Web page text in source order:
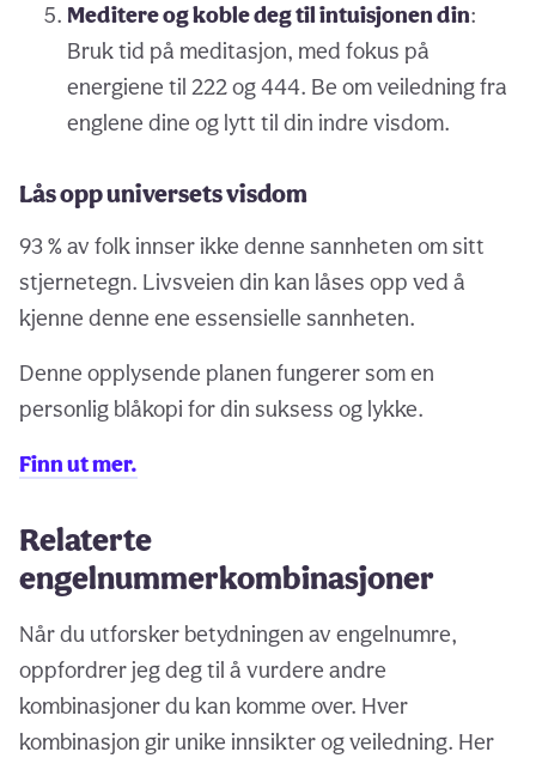
Meditere og koble deg til intuisjonen din:
Bruk tid på meditasjon, med fokus på
energiene til 222 og 444. Be om veiledning fra
englene dine og lytt til din indre visdom.
Lås opp universets visdom
93 % av folk innser ikke denne sannheten om sitt
stjernetegn. Livsveien din kan låses opp ved å
kjenne denne ene essensielle sannheten.
Denne opplysende planen fungerer som en
personlig blåkopi for din suksess og lykke.
Finn ut mer.
Relaterte
engelnummerkombinasjoner
Når du utforsker betydningen av engelnumre,
oppfordrer jeg deg til å vurdere andre
kombinasjoner du kan komme over. Hver
kombinasjon gir unike innsikter og veiledning. Her